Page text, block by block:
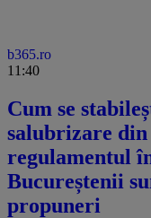
b365.ro
11:40
Cum se
salubrizare din
regulamentul
Bucureștenii
propuneri